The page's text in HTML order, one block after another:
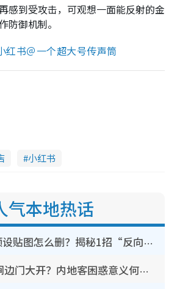
感到受攻击，可观想一面能反射的金
防御机制。
红书＠一个超大号传声筒
小红书
气本地热话
WhatsApp预设贴图怎么删？揭秘1招“反向操作”还原简洁界面 附3步实测教程
香港山边铁闸边门大开？内地客困惑意义何在！网友神回复：这种叫法理性防御